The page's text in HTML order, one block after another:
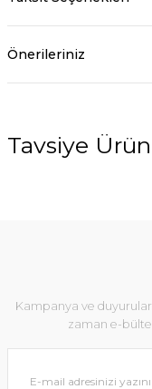
Önerileriniz
Tavsiye
Kampanya ve
zaman e-